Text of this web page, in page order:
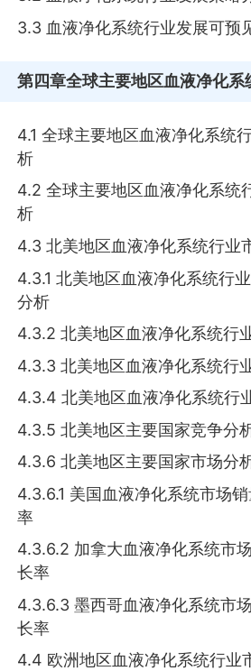
3.3 血液净化系统行业发展可预
第四章全球主要地区血液净化系
4.1 全球主要地区血液净化系统
析
4.2 全球主要地区血液净化系统
析
4.3 北美地区血液净化系统行业
4.3.1 北美地区血液净化系统行
分析
4.3.2 北美地区血液净化系统行
4.3.3 北美地区血液净化系统行
4.3.4 北美地区血液净化系统行
4.3.5 北美地区主要国家竞争分
4.3.6 北美地区主要国家市场分
4.3.6.1 美国血液净化系统市场
率
4.3.6.2 加拿大血液净化系统市
长率
4.3.6.3 墨西哥血液净化系统市
长率
4.4 欧洲地区血液净化系统行业